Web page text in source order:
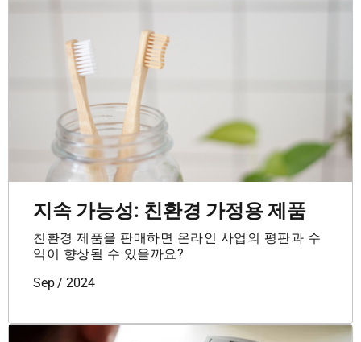
지속 가능성: 친환경 가정용 제품
친환경 제품을 판매하면 온라인 사업의 평판과 수
익이 향상될 수 있을까요?
Sep / 2024